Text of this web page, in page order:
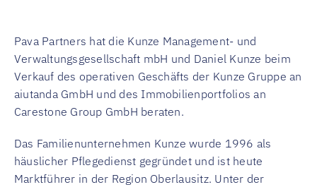
Pava Partners hat die Kunze Management- und
Verwaltungsgesellschaft mbH und Daniel Kunze beim
Verkauf des operativen Geschäfts der Kunze Gruppe an
aiutanda GmbH und des Immobilienportfolios an
Carestone Group GmbH beraten.
Das Familienunternehmen Kunze wurde 1996 als
häuslicher Pflegedienst gegründet und ist heute
Marktführer in der Region Oberlausitz. Unter der